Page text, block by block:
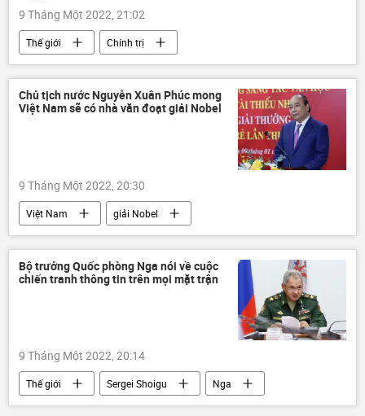
9 Tháng Một 2022, 21:02
Thế giới
Chính trị
Quan điểm-Ý kiến
Kazakhstan
Tổ chức hợp tác Thượng Hải (SCO)
CSTO
Kassym-Zhomart Tokayev
Tác giả
Chủ tịch nước Nguyễn Xuân Phúc mong
Việt Nam sẽ có nhà văn đoạt giải Nobel
9 Tháng Một 2022, 20:30
Việt Nam
giải Nobel
Nguyễn Xuân Phúc
Văn hóa
Bộ trưởng Quốc phòng Nga nói về cuộc
chiến tranh thông tin trên mọi mặt trận
9 Tháng Một 2022, 20:14
Thế giới Sergei Shoigu
Nga
chiến tranh
Bộ Quốc phòng Nga